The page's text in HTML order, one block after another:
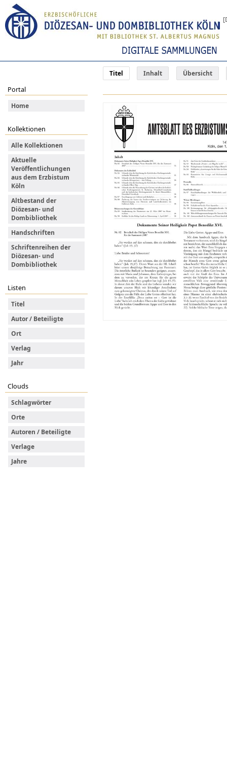
Titel Inhalt Übersicht
Portal
Home
Kollektionen
Alle Kollektionen
Aktuelle
Veröffentlichungen
aus dem Erzbistum
Köln
Altbestand der
Diözesan- und
Dombibliothek
Handschriften
Schriftenreihen der
Diözesan- und
Dombibliothek
Listen
Titel
Autor / Beteiligte
Ort
Verlag
Jahr
Clouds
Schlagwörter
Orte
Autoren / Beteiligte
Verlage
Jahre